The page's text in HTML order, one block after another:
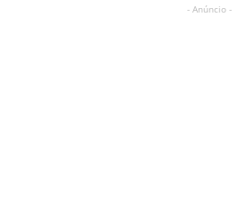
- Anúncio -